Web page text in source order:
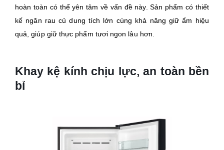
hoàn toàn có thể yên tâm về vấn đề này. Sản phẩm có thiết
kế ngăn rau củ dung tích lớn cùng khả năng giữ ẩm hiệu
quả, giúp giữ thực phẩm tươi ngon lâu hơn.
Khay kệ kính chịu lực, an toàn bền
bỉ